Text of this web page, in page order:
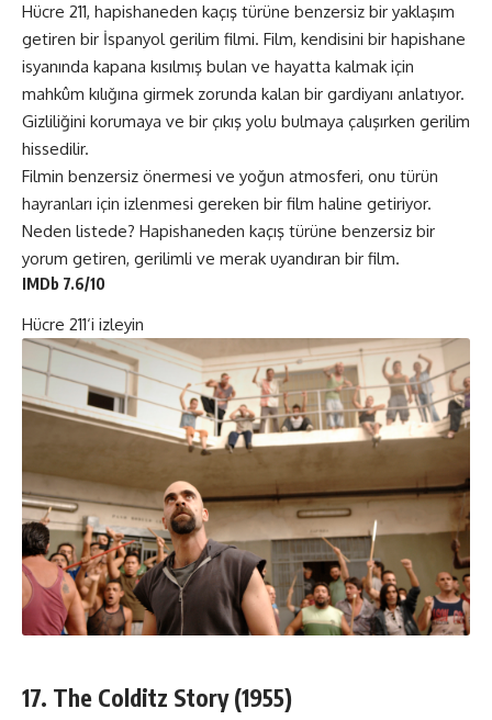
Hücre 211, hapishaneden kaçış türüne benzersiz bir yaklaşım
getiren bir İspanyol gerilim filmi. Film, kendisini bir hapishane
isyanında kapana kısılmış bulan ve hayatta kalmak için
mahkûm kılığına girmek zorunda kalan bir gardiyanı anlatıyor.
Gizliliğini korumaya ve bir çıkış yolu bulmaya çalışırken gerilim
hissedilir.
Filmin benzersiz önermesi ve yoğun atmosferi, onu türün
hayranları için izlenmesi gereken bir film haline getiriyor.
Neden listede? Hapishaneden kaçış türüne benzersiz bir
yorum getiren, gerilimli ve merak uyandıran bir film.
IMDb 7.6/10
Hücre 211‘i izleyin
17. The Colditz Story (1955)